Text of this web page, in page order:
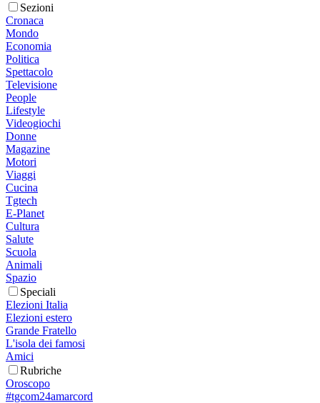
Sezioni
Cronaca
Mondo
Economia
Politica
Spettacolo
Televisione
People
Lifestyle
Videogiochi
Donne
Magazine
Motori
Viaggi
Cucina
Tgtech
E-Planet
Cultura
Salute
Scuola
Animali
Spazio
Speciali
Elezioni Italia
Elezioni estero
Grande Fratello
L'isola dei famosi
Amici
Rubriche
Oroscopo
#tgcom24amarcord